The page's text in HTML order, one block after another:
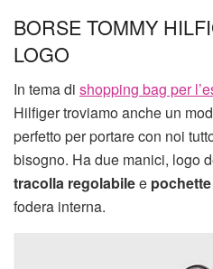
BORSE TOMMY
LOGO
In tema di shopping bag per
Hilfiger troviamo anche un
perfetto per portare con noi
bisogno. Ha due manici, logo
tracolla regolabilee
fodera interna.